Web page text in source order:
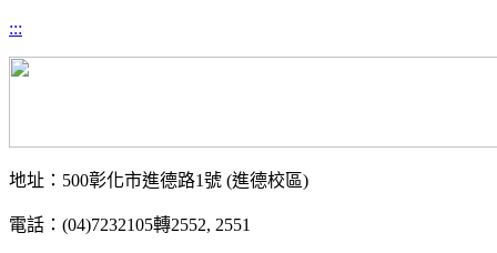
:::
地址：500彰化市進德路1號 (進德校區)
電話：(04)7232105轉2552, 2551